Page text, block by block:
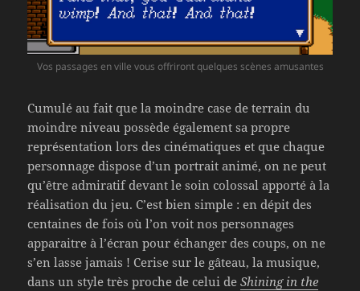
Vos passages en ville vous offriront quelques scènes amusantes
Cumulé au fait que la moindre case de terrain du
moindre niveau possède également sa propre
représentation lors des cinématiques et que chaque
personnage dispose d’un portrait animé, on ne peut
qu’être admiratif devant le soin colossal apporté à la
réalisation du jeu. C’est bien simple : en dépit des
centaines de fois où l’on voit nos personnages
apparaitre à l’écran pour échanger des coups, on ne
s’en lasse jamais ! Cerise sur le gâteau, la musique,
dans un style très proche de celui deShining in the